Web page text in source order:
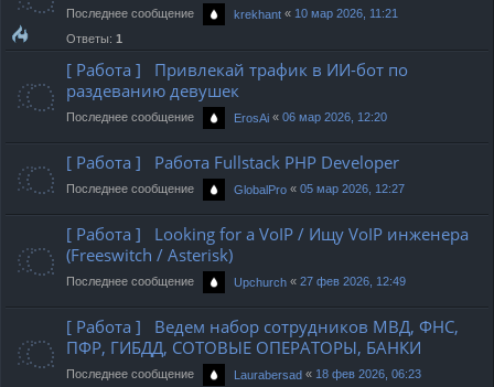
Последнее сообщение krekhant « 10 мар 2026, 11:21
Ответы: 1
[ Работа ] Привлекай трафик в ИИ-бот по
раздеванию девушек
Последнее сообщение ErosAi « 06 мар 2026, 12:20
[ Работа ] Работа Fullstack PHP Developer
Последнее сообщение GlobalPro « 05 мар 2026, 12:27
[ Работа ] Looking for a VoIP / Ищу VoIP инженера
(Freeswitch / Asterisk)
Последнее сообщение Upchurch « 27 фев 2026, 12:49
[ Работа ] Ведем набор сотрудников МВД, ФНС,
ПФР, ГИБДД, СОТОВЫЕ ОПЕРАТОРЫ, БАНКИ
Последнее сообщение Laurabersad « 18 фев 2026, 06:23